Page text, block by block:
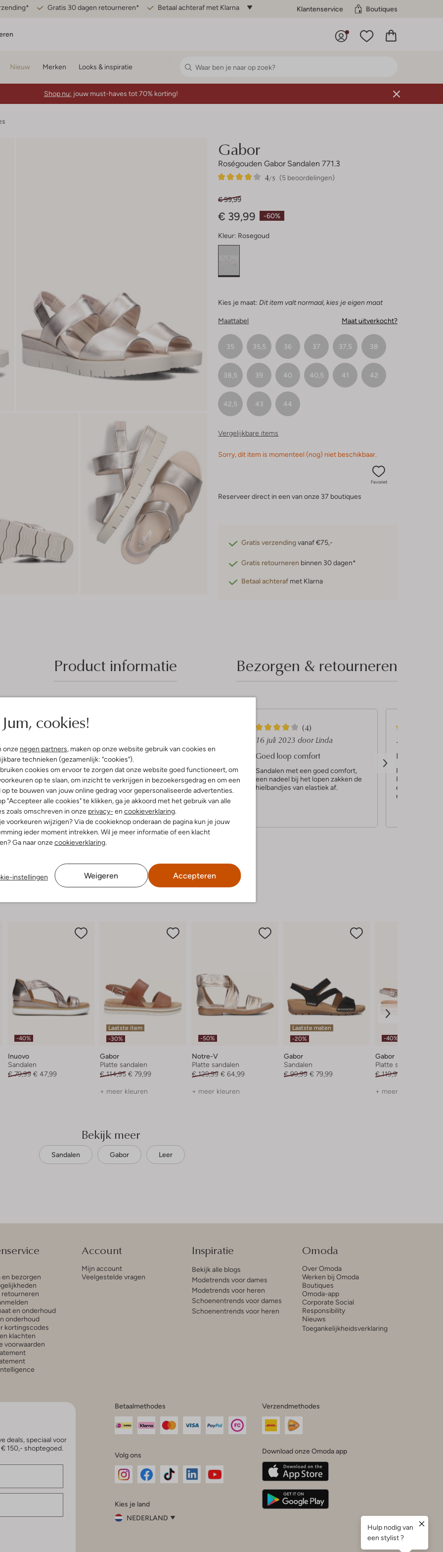
Gratis 30 dagen retourneren* Betaal achteraf met Klarna Klantenservice Boutiques
Jum, cookies!
onze negen partners, maken op onze website gebruik van cookies en
technieken (gezamenlijk: "cookies").
cookies om ervoor te zorgen dat onze website goed functioneert, om
op te slaan, om inzicht te verkrijgen in bezoekersgedrag en om een
op te bouwen van jouw online gedrag voor gepersonaliseerde advertenties.
"Accepteer alle cookies" te klikken, ga je akkoord met het gebruik van alle
zoals omschreven in onze privacy- en cookieverklaring.
voorkeuren wijzigen? Via de cookieknop onderaan de pagina kun je jouw
ieder moment intrekken. Wil je meer informatie of een klacht
Ga naar onzecookieverklaring.
instellingen Weigeren Accepteren
Nieuw Merken Looks & inspiratie
Shop nu: jouw must-haves tot 70% korting!
Gabor
Roségouden Gabor Sandalen 771.3
(5 beoordelingen)
4/5
5
4
-60%
€ 99,99
€ 39,99
Kleur: Rosegoud
Kies je maat: Dit item valt normaal, kies je eigen maat
Maattabel Maat uitverkocht?
35 35,5 36 37 37,5 38
38,5 39 40 40,5 41 42
42,5 43 44
Vergelijkbare items
Sorry, dit item is momenteel (nog) niet beschikbaar.
Favoriet
Reserveer direct in een van onze 37 boutiques
Gratis verzendingvanaf €75,-
Gratis retourneren binnen 30 dagen*
Betaal achteraf met Klarna
Product informatie Bezorgen & retourneren
(5)
mooie sandalen! Zitten
de kleur past echt overal bij,
als pantoffeltjes. Ik ben
mee!
t
e
r
r
e
n
Dit zijn echt toppers
Deze schoenen zitten zo heerlijk!
Eindelijk een paar schoenen
gevonden voor mijn kleine en smalle
voeten! Sluiten perfect aan bij mij
en lopen perfect, en ze zijn ook nog
eens heel mooi!
4
S
t
e
r
(4)
16 juli 2023 door Linda
Goed loop comfort
Sandalen met een goed comfort,
een nadeel bij het lopen zakken de
hielbandjes van elastiek af.
5
S
t
e
r
r
21 juni 2023
Heerlijke
Fijne schoen,
Pasvorm is
en super
en erg
-40%
Inuovo
Sandalen
€ 79,99 € 47,99
Laatste item
-30%
Gabor
Platte sandalen
€ 114,95 € 79,99
+ meer kleuren
-50%
Notre-V
Platte sandalen
€ 129,99 € 64,99
+ meer kleuren
Laatste maten
-20%
Gabor
Sandalen
€ 99,99 € 79,99
-40%
Gabor
Platte sandalen
€ 119,99
+ meer kleuren
Bekijk meer
Sandalen Gabor Leer
en bezorgen
retourneren
en onderhoud
onderhoud
kortingscodes
klachten
voorwaarden
Account
Mijn account
Veelgestelde vragen
Inspiratie
Bekijk alle blogs
Modetrends voor dames
Modetrends voor heren
Schoenentrends voor dames
Schoenentrends voor heren
Omoda
Over Omoda
Werken bij Omoda
Boutiques
Omoda-app
Corporate Social
Responsibility
Nieuws
Toegankelijkheidsverklaring
deals, speciaal voor
150,- shoptegoed.
Betaalmethodes
Volg ons
InstagramFacebook
Kies je land
NEDERLAND
Verzendmethodes
Download onze Omoda app